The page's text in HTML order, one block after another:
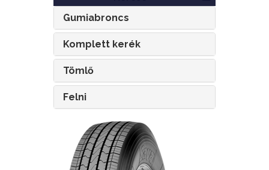
Gumiabroncs
Komplett kerék
Tömlő
Felni